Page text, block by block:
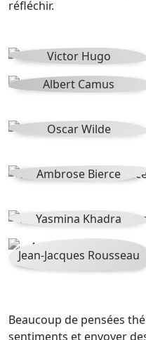
réfléchir.
Victor Hugo
Albert Camus
Oscar Wilde
Ambrose Bierce
Yasmina Khadra
Jean-Jacques Rousseau
Beaucoup de pensées
sentiments et envoyer